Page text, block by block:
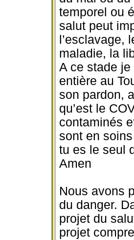
temporel ou
salut peut
l’esclavage,
maladie, la
A ce stade je
entière au
son pardon,
qu’est le
contaminés
sont en
tu es le seul
Amen
Nous avons
du danger.
projet du
projet